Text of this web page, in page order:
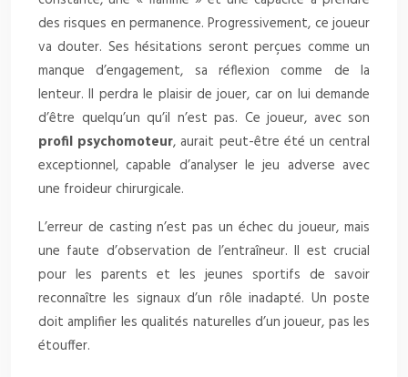
des risques en permanence. Progressivement, ce joueur
va douter. Ses hésitations seront perçues comme un
manque d’engagement, sa réflexion comme de la
lenteur. Il perdra le plaisir de jouer, car on lui demande
d’être quelqu’un qu’il n’est pas. Ce joueur, avec son
profil psychomoteur, aurait peut-être été un central
exceptionnel, capable d’analyser le jeu adverse avec
une froideur chirurgicale.
L’erreur de casting n’est pas un échec du joueur, mais
une faute d’observation de l’entraîneur. Il est crucial
pour les parents et les jeunes sportifs de savoir
reconnaître les signaux d’un rôle inadapté. Un poste
doit amplifier les qualités naturelles d’un joueur, pas les
étouffer.